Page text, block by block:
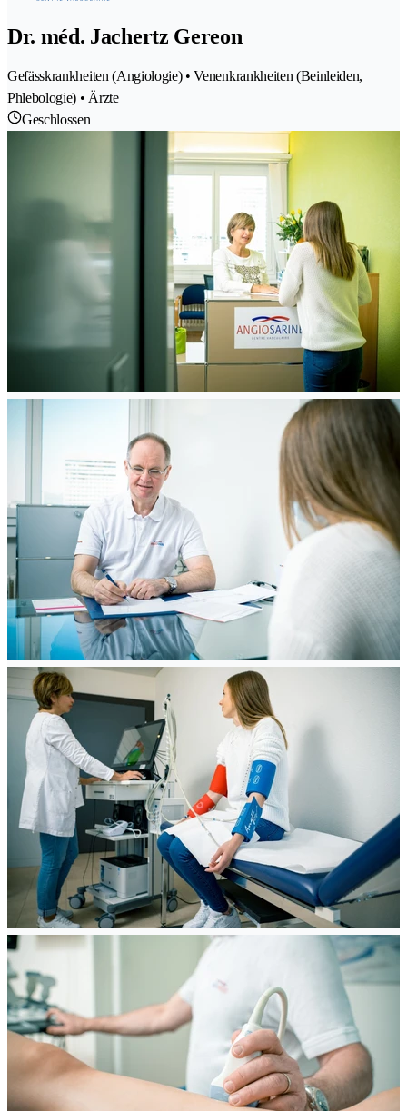
Dr. méd. Jachertz Gereon
Gefässkrankheiten (Angiologie) • Venenkrankheiten (Beinleiden,
Phlebologie) • Ärzte
Geschlossen